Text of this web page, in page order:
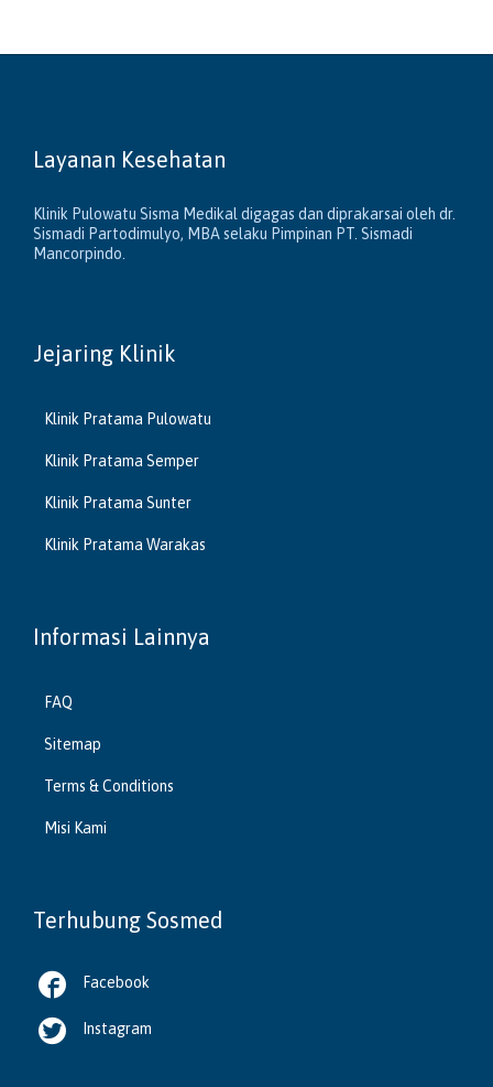
Layanan Kesehatan
Klinik Pulowatu Sisma Medikal digagas dan diprakarsai oleh dr.
Sismadi Partodimulyo, MBA selaku Pimpinan PT. Sismadi
Mancorpindo.
Jejaring Klinik
Klinik Pratama Pulowatu
Klinik Pratama Semper
Klinik Pratama Sunter
Klinik Pratama Warakas
Informasi Lainnya
FAQ
Sitemap
Terms & Conditions
Misi Kami
Terhubung Sosmed
 Facebook
 Instagram